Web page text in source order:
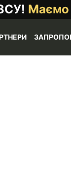
Маємо